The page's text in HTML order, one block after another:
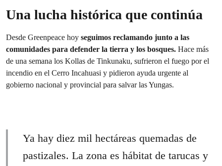
Una lucha histórica que continúa
Desde Greenpeace hoy seguimos reclamando junto a las
comunidades para defender la tierra y los bosques. Hace más
de una semana los Kollas de Tinkunaku, sufrieron el fuego por el
incendio en el Cerro Incahuasi y pidieron ayuda urgente al
gobierno nacional y provincial para salvar las Yungas.
Ya hay diez mil hectáreas quemadas de
pastizales. La zona es hábitat de tarucas y